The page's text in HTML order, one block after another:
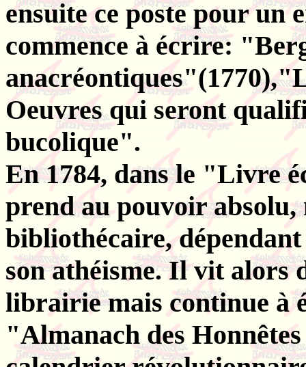
ensuite ce poste pour un
commence à écrire:
Oeuvres qui seront
bucolique".
En 1784, dans le "Livre
prend au pouvoir absolu,
bibliothécaire,
son athéisme. Il vit alors
librairie mais continue à
"Almanach des